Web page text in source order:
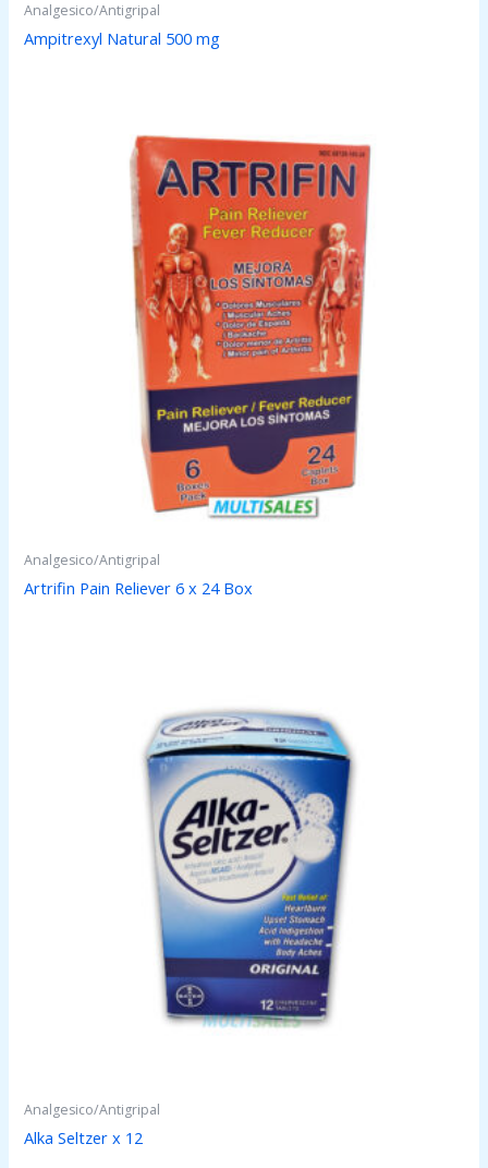
Analgesico/Antigripal
Ampitrexyl Natural 500 mg
Analgesico/Antigripal
Artrifin Pain Reliever 6 x 24 Box
Analgesico/Antigripal
Alka Seltzer x 12